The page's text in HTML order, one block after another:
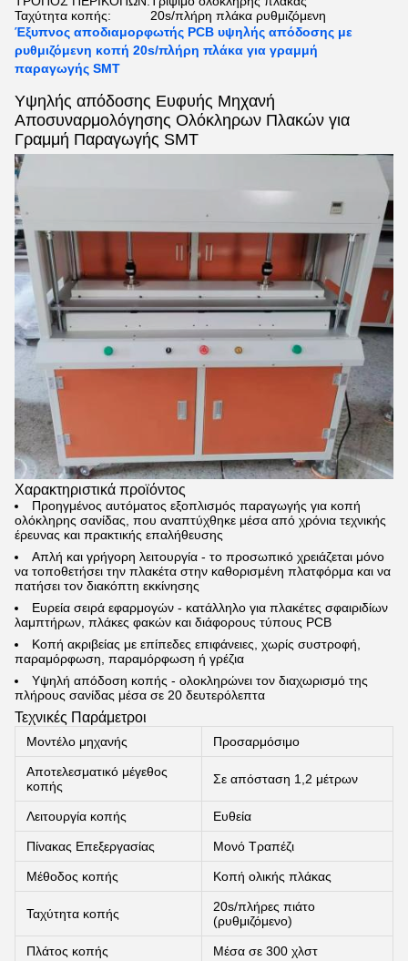
Ταχύτητα κοπής:
20s/πλήρη πλάκα ρυθμιζόμενη
Έξυπνος αποδιαμορφωτής PCB υψηλής απόδοσης με
ρυθμιζόμενη κοπή 20s/πλήρη πλάκα για γραμμή
παραγωγής SMT
Υψηλής απόδοσης Ευφυής Μηχανή
Αποσυναρμολόγησης Ολόκληρων Πλακών για
Γραμμή Παραγωγής SMT
Χαρακτηριστικά προϊόντος
Προηγμένος αυτόματος εξοπλισμός παραγωγής για κοπή
ολόκληρης σανίδας, που αναπτύχθηκε μέσα από χρόνια τεχνικής
έρευνας και πρακτικής επαλήθευσης
Απλή και γρήγορη λειτουργία - το προσωπικό χρειάζεται μόνο
να τοποθετήσει την πλακέτα στην καθορισμένη πλατφόρμα και να
πατήσει τον διακόπτη εκκίνησης
Ευρεία σειρά εφαρμογών - κατάλληλο για πλακέτες σφαιριδίων
λαμπτήρων, πλάκες φακών και διάφορους τύπους PCB
Κοπή ακριβείας με επίπεδες επιφάνειες, χωρίς συστροφή,
παραμόρφωση, παραμόρφωση ή γρέζια
Υψηλή απόδοση κοπής - ολοκληρώνει τον διαχωρισμό της
πλήρους σανίδας μέσα σε 20 δευτερόλεπτα
Τεχνικές Παράμετροι
Μοντέλο μηχανής Προσαρμόσιμο
Αποτελεσματικό μέγεθος
κοπής
Σε απόσταση 1,2 μέτρων
Λειτουργία κοπής Ευθεία
Πίνακας Επεξεργασίας Μονό Τραπέζι
Μέθοδος κοπής Κοπή ολικής πλάκας
Ταχύτητα κοπής
20s/πλήρες πιάτο
(ρυθμιζόμενο)
Πλάτος κοπής Μέσα σε 300 χλστ